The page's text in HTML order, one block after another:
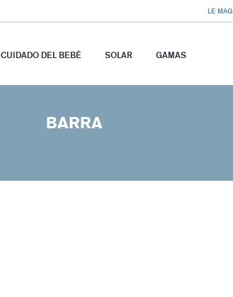
LE MAG
CUIDADO DEL BEBÉ SOLAR GAMAS
BARRA